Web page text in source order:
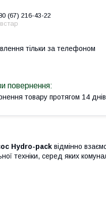
(67) 216-43-22
тільки за телефоном
товару протягом 14 днів
Hydro-pack відмінно
техніки, серед яких